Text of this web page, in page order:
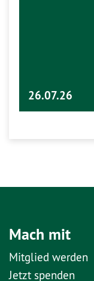
26.07.26
Mach mit
Mitglied werden
Jetzt spenden